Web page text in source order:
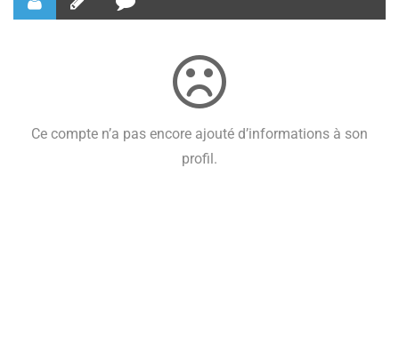
Ce compte n’a pas encore ajouté d’informations à son
profil.